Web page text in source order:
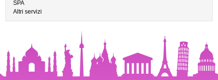
SPA
Altri servizi